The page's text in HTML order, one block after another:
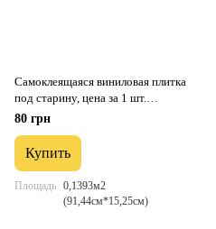
Самоклеящаяся виниловая плитка
под старину, цена за 1 шт.
(СВП-005) Матовая SW-
80 грн
Купить
Площадь 0,1393м2
(91,44см*15,25см)